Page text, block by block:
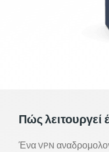
Πώς λειτουργεί
Ένα VPN